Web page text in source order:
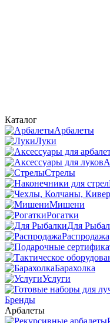
Каталог
Арбалеты
Луки
Стрелы
Мишени
Рогатки
Для
Распродажа
Барахолка
Услуги
Бренды
Арбалеты